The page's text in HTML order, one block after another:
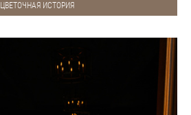
ЦВЕТОЧНАЯ ИСТОРИЯ